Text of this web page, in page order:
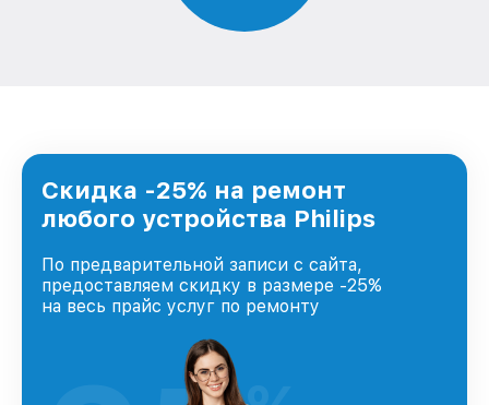
Скидка -25% на ремонт
любого устройства Philips
По предварительной записи с сайта,
предоставляем скидку в размере -25%
на весь прайс услуг по ремонту